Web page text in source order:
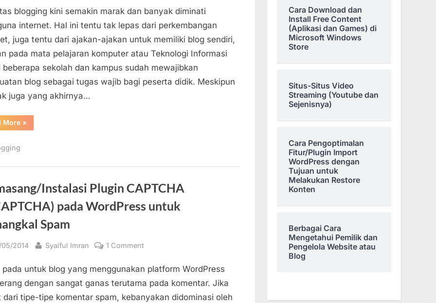
dan
Media
Yang
Dalam
Mengelola
blogging kini semakin marak dan banyak diminati
internet. Hal ini tentu tak lepas dari perkembangan
juga tentu dari ajakan-ajakan untuk memiliki blog sendiri,
pada mata pelajaran komputer atau Teknologi Informasi
beberapa sekolah dan kampus sudah mewajibkan
blog sebagai tugas wajib bagi peserta didik. Meskipun
juga yang akhirnya…
More“Metode
dan
Mengelola
»
Instalasi Plugin CAPTCHA
pada WordPress untuk
Spam
2014 By
Syaiful Imran 1 Comment
Plugin
CAPTCHA
(reCAPTCHA)
pada untuk blog yang menggunakan platform WordPress
dengan sangat ganas terutama pada komentar. Jika
dari tipe-tipe komentar spam, kebanyakan didominasi oleh
Cara Download dan
Install Free Content
(Aplikasi dan Games) di
Microsoft Windows
Store
Situs-Situs Video
Streaming (Youtube dan
Sejenisnya)
Cara Pengoptimalan
Fitur/Plugin Import
WordPress dengan
Tujuan untuk
Melakukan Restore
Konten
Berbagai Cara
Mengetahui Pemilik dan
Pengelola Website atau
Blog